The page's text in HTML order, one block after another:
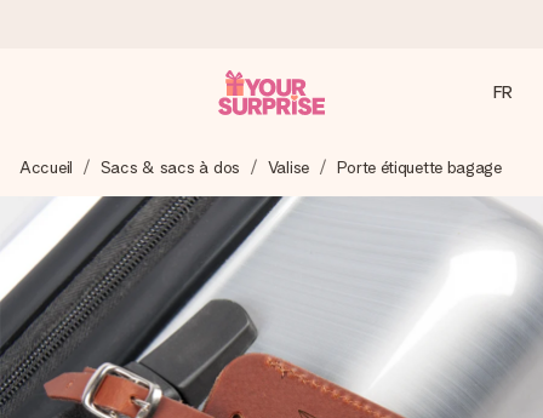
Nous préparons votre cadeau avec attention et l’envoyons
en un éclair – pour que vous puissiez l’offrir au bon moment,
quand cela compte le plus.
4,8 (sur la base de +15 000 avis)
Nos cadeaux sont appréciés. Les clients nous attribuent
une note de 4,8 sur Google Reviews (total de tous les
pays où nous sommes présents).
FR
Accueil Sacs & sacs à dos Valise Porte étiquette bagage